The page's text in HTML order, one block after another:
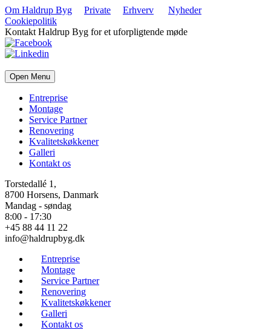
Om Haldrup Byg Private Erhverv
Nyheder
Cookiepolitik
Kontakt Haldrup Byg for et uforpligtende møde
Open Menu
Entreprise
Montage
Service Partner
Renovering
Kvalitetskøkkener
Galleri
Kontakt os
Torstedallé 1,
8700 Horsens, Danmark
Mandag - søndag
8:00 - 17:30
+45 88 44 11 22
info@haldrupbyg.dk
Entreprise
Montage
Service Partner
Renovering
Kvalitetskøkkener
Galleri
Kontakt os